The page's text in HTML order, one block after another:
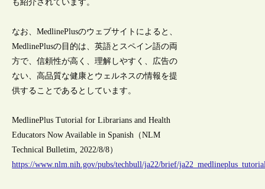
も紹介されています。
なお、MedlinePlusのウェブサイトによると、
MedlinePlusの目的は、英語とスペイン語の両
方で、信頼性が高く、理解しやすく、広告の
ない、高品質な健康とウェルネスの情報を提
供することであるとしています。
MedlinePlus Tutorial for Librarians and Health
Educators Now Available in Spanish（NLM
Technical Bulletim, 2022/8/8）
https://www.nlm.nih.gov/pubs/techbull/ja22/brief/